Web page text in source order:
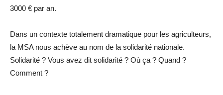
3000 € par an.
Dans un contexte totalement dramatique pour les agriculteurs,
la MSA nous achève au nom de la solidarité nationale.
Solidarité ? Vous avez dit solidarité ? Où ça ? Quand ?
Comment ?